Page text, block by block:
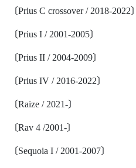
〔Prius C crossover / 2018-2022〕
〔Prius I / 2001-2005〕
〔Prius II / 2004-2009〕
〔Prius IV / 2016-2022〕
〔Raize / 2021-〕
〔Rav 4 /2001-〕
〔Sequoia I / 2001-2007〕